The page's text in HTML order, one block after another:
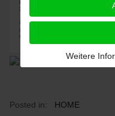
Posted in: HOME
Weitere